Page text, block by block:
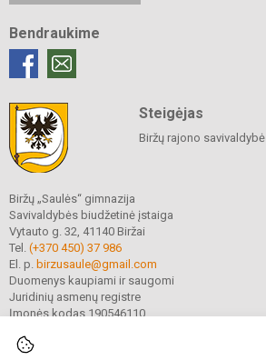
Bendraukime
Steigėjas
Biržų rajono savivaldybė
Biržų „Saulės“ gimnazija
Savivaldybės biudžetinė įstaiga
Vytauto g. 32, 41140 Biržai
Tel. (+370 450) 37 986
El. p. birzusaule@gmail.com
Duomenys kaupiami ir saugomi
Juridinių asmenų registre
Įmonės kodas 190546110